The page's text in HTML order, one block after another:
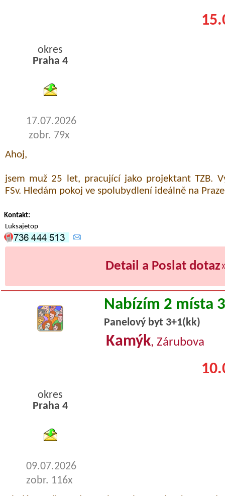
okres
Praha 4
17.07.2026
zobr. 79x
Ahoj,
jsem muž 25 let, pracující jako projektant TZB.
FSv. Hledám pokoj ve spolubydlení ideálně na
Kontakt:
Luksajetop
Detail a Poslat dotaz
Nabízím 2 místa
Panelový byt 3+1(kk)
Kamýk, Zárubova
okres
Praha 4
09.07.2026
zobr. 116x